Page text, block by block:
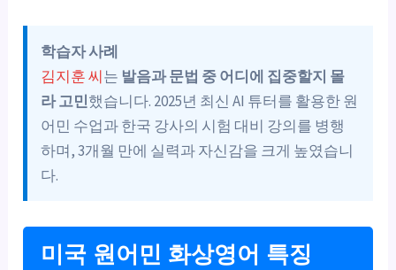
학습자 사례
김지훈 씨는 발음과 문법 중 어디에 집중할지 몰
라 고민했습니다. 2025년 최신 AI 튜터를 활용한 원
어민 수업과 한국 강사의 시험 대비 강의를 병행
하며, 3개월 만에 실력과 자신감을 크게 높였습니
다.
미국 원어민 화상영어 특징